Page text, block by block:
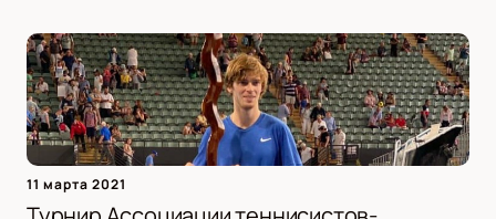
11 марта 2021